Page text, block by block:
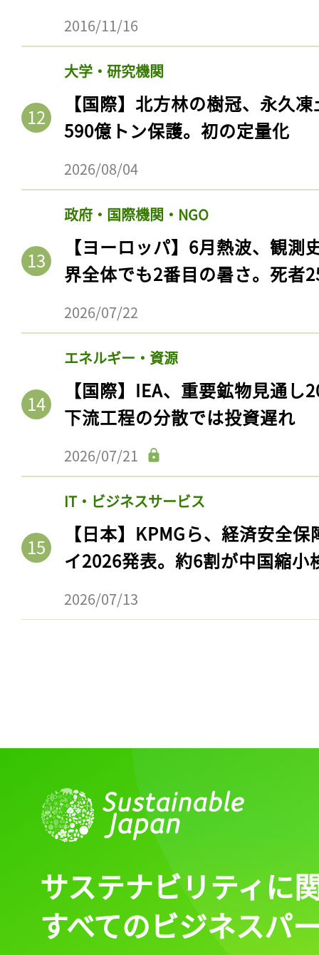
2016/11/16
大学・研究機関
【国際】北方林の樹冠、永久
590億トン保護。初の定量化
2026/08/04
政府・国際機関・NGO
【ヨーロッパ】6月熱波、観
界全体でも2番目の暑さ。死者
2026/07/22
エネルギー・資源
【国際】IEA、重要鉱物見通
下流工程の分散では投資遅れ
2026/07/21
IT・ビジネスサービス
【日本】KPMGら、経済安全
イ2026発表。約6割が中国縮小
2026/07/13
サステナビリティに
すべてのビジネスパ